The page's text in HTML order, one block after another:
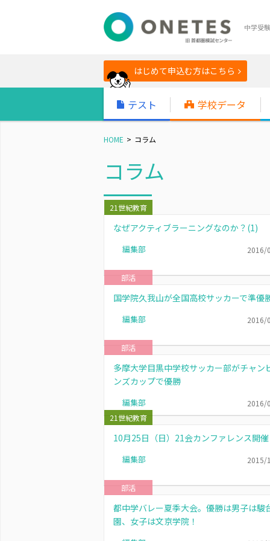
中学受
はじめて申込む方はこちら
テスト 学校データ
HOME コラム
コラム
21世紀教育
なぜアクティブラーニングなのか？(1)
編集部 2016/
部活
国学院久我山が全国高校サッカーで準優
編集部 2016/
部活
多摩大学目黒中学校サッカー部がチャン
ンズカップで優勝
編集部 2016/
21世紀教育
10月25日（日）21会カンファレンス開催
編集部 2015/
部活
都中学バレー夏季大会。優勝は男子は駿
園、女子は文京学院！